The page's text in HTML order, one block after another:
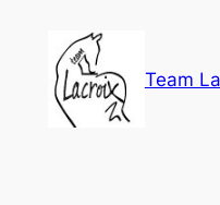
contenu
Team